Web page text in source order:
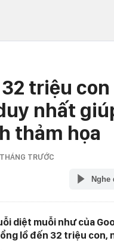
triệu
nhất
thảm họa
TRƯỚC
Nghe
diệt muỗi như của
lồ đến 32 triệu con,